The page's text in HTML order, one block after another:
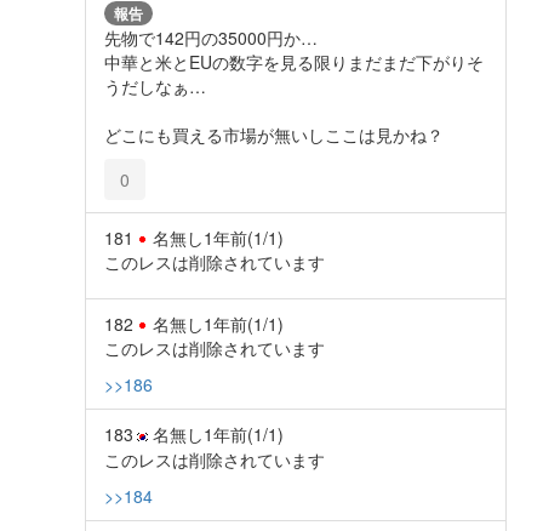
報告
先物で142円の35000円か…
中華と米とEUの数字を見る限りまだまだ下がりそ
うだしなぁ…
どこにも買える市場が無いしここは見かね？
0
181 名無し1年前(1/1)
このレスは削除されています
182 名無し1年前(1/1)
このレスは削除されています
>>186
183 名無し1年前(1/1)
このレスは削除されています
>>184